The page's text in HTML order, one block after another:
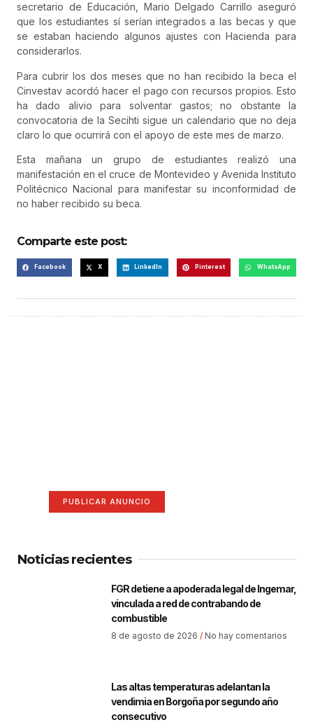
secretario de Educación, Mario Delgado Carrillo aseguró
que los estudiantes sí serían integrados a las becas y que
se estaban haciendo algunos ajustes con Hacienda para
considerarlos.
Para cubrir los dos meses que no han recibido la beca el
Cinvestav acordó hacer el pago con recursos propios. Esto
ha dado alivio para solventar gastos; no obstante la
convocatoria de la Secihti sigue un calendario que no deja
claro lo que ocurrirá con el apoyo de este mes de marzo.
Esta mañana un grupo de estudiantes realizó una
manifestación en el cruce de Montevideo y Avenida Instituto
Politécnico Nacional para manifestar su inconformidad de
no haber recibido su beca.
Comparte este post:
Facebook X LinkedIn Pinterest WhatsApp
PUBLICAR ANUNCIO
Noticias recientes
FGR detiene a apoderada legal de Ingemar,
vinculada a red de contrabando de
combustible
8 de agosto de 2026 No hay comentarios
Las altas temperaturas adelantan la
vendimia en Borgoña por segundo año
consecutivo